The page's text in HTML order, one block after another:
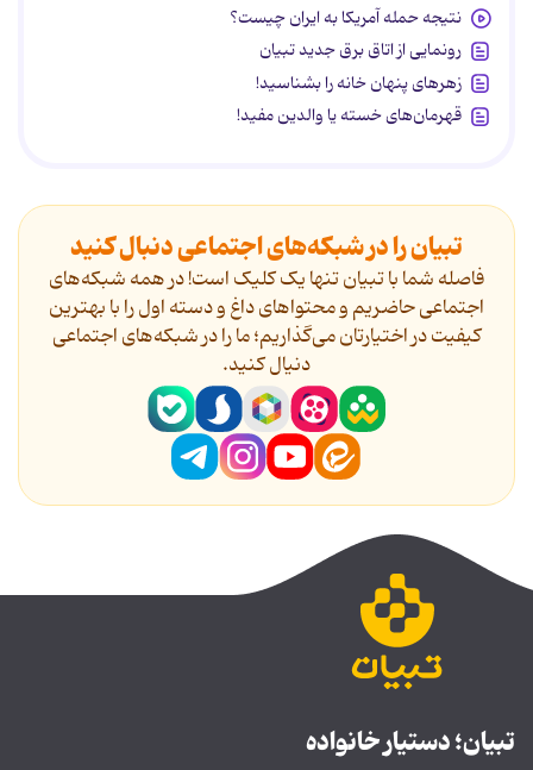
نتیجه حمله آمریکا به ایران چیست؟
رونمایی از اتاق برق جدید تبیان
زهرهای پنهان خانه را بشناسید!
قهرمان‌های خسته یا والدین مفید!
تبیان را در شبکه‌های اجتماعی دنبال کنید
فاصله شما با تبیان تنها یک کلیک است! در همه شبکه‌های
اجتماعی حاضریم و محتواهای داغ و دسته اول را با بهترین
کیفیت در اختیارتان می‌گذاریم؛ ما را در شبکه‌های اجتماعی
دنیال کنید.
تبیان؛ دستیار خانواده